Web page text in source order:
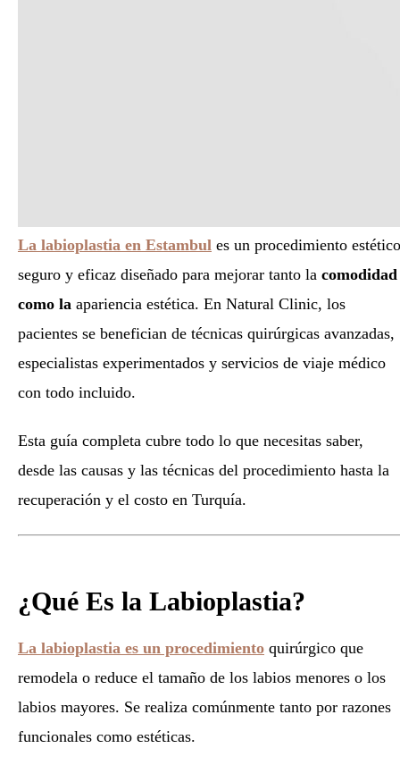
La labioplastia en Estambul es un procedimiento estético
seguro y eficaz diseñado para mejorar tanto la comodidad
como la apariencia estética. En Natural Clinic, los
pacientes se benefician de técnicas quirúrgicas avanzadas,
especialistas experimentados y servicios de viaje médico
con todo incluido.
Esta guía completa cubre todo lo que necesitas saber,
desde las causas y las técnicas del procedimiento hasta la
recuperación y el costo en Turquía.
¿Qué Es la Labioplastia?
La labioplastia es un procedimiento quirúrgico que
remodela o reduce el tamaño de los labios menores o los
labios mayores. Se realiza comúnmente tanto por razones
funcionales como estéticas.